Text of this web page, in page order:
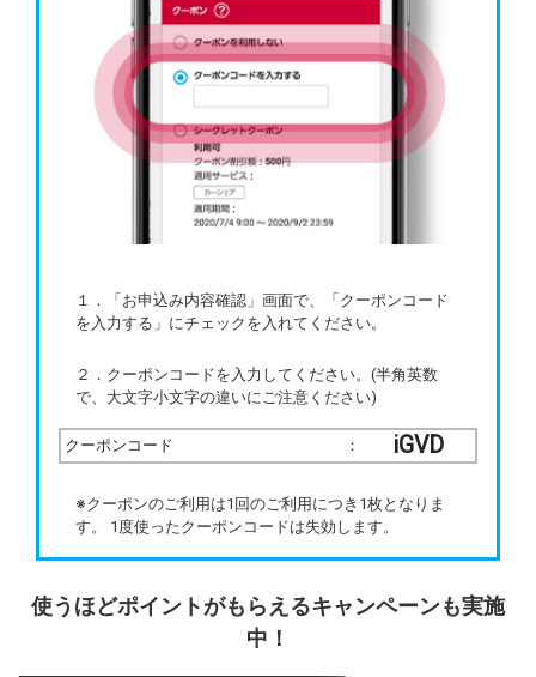
１．「お申込み内容確認」画面で、「クーポンコード
を入力する」にチェックを入れてください。
２．クーポンコードを入力してください。(半角英数
で、大文字小文字の違いにご注意ください)
クーポンコード ： iGVD
※クーポンのご利用は1回のご利用につき1枚となりま
す。 1度使ったクーポンコードは失効します。
使うほどポイントがもらえるキャンペーンも実施
中！